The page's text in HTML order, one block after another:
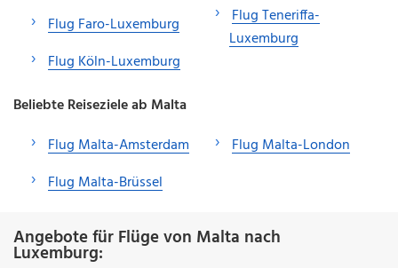
Flug Faro-Luxemburg
Flug Köln-Luxemburg
Flug Teneriffa-
Luxemburg
Beliebte Reiseziele ab Malta
Flug Malta-Amsterdam
Flug Malta-Brüssel
Flug Malta-London
Angebote für Flüge von Malta nach
Luxemburg: